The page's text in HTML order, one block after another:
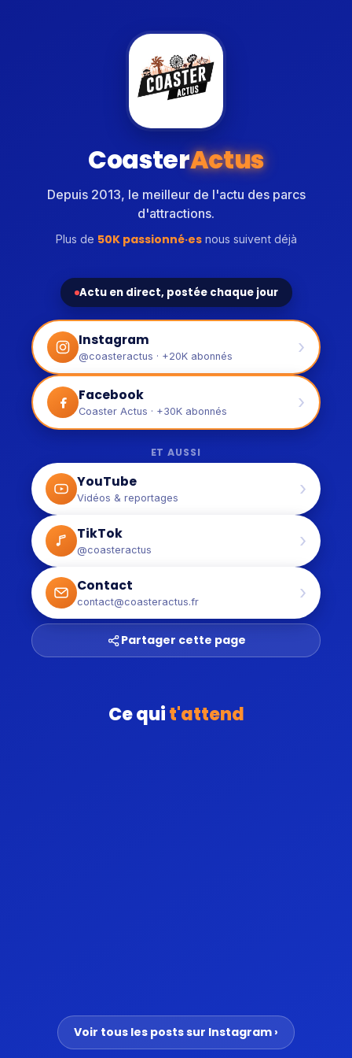
CoasterActus
Depuis 2013, le meilleur de l'actu des parcs
d'attractions.
Plus de 50K passionné·esnous suivent déjà
Actu en direct, postée chaque jour
Instagram
@coasteractus · +20K abonnés ›
Facebook
Coaster Actus · +30K abonnés ›
ET AUSSI
YouTube
Vidéos & reportages ›
TikTok
@coasteractus ›
Contact
contact@coasteractus.fr ›
Partager cette page
Ce quit'attend
Voir tous les posts sur Instagram ›